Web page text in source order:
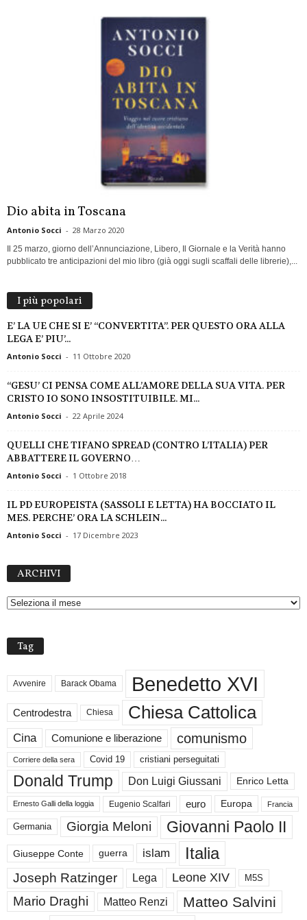
Dio abita in Toscana
Antonio Socci - 28 Marzo 2020
Il 25 marzo, giorno dell’Annunciazione, Libero, Il Giornale e la Verità hanno
pubblicato tre anticipazioni del mio libro (già oggi sugli scaffali delle librerie),...
I più popolari
E’ LA UE CHE SI E’ “CONVERTITA”. PER QUESTO ORA ALLA
LEGA E’ PIU’...
Antonio Socci - 11 Ottobre 2020
“GESU’ CI PENSA COME ALL’AMORE DELLA SUA VITA. PER
CRISTO IO SONO INSOSTITUIBILE. MI...
Antonio Socci - 22 Aprile 2024
QUELLI CHE TIFANO SPREAD (CONTRO L’ITALIA) PER
ABBATTERE IL GOVERNO…
Antonio Socci - 1 Ottobre 2018
IL PD EUROPEISTA (SASSOLI E LETTA) HA BOCCIATO IL
MES. PERCHE’ ORA LA SCHLEIN...
Antonio Socci - 17 Dicembre 2023
ARCHIVI
H
Tag
Avvenire Barack Obama Benedetto XVI
Centrodestra Chiesa Chiesa Cattolica
Cina Comunione e liberazione comunismo
Corriere della sera Covid 19 cristiani perseguitati
Donald Trump Don Luigi Giussani Enrico Letta
Ernesto Galli della loggia Eugenio Scalfari euro Europa Francia
Germania Giorgia Meloni Giovanni Paolo II
Giuseppe Conte guerra islam Italia
Joseph Ratzinger Lega Leone XIV M5S
Mario Draghi Matteo Renzi Matteo Salvini